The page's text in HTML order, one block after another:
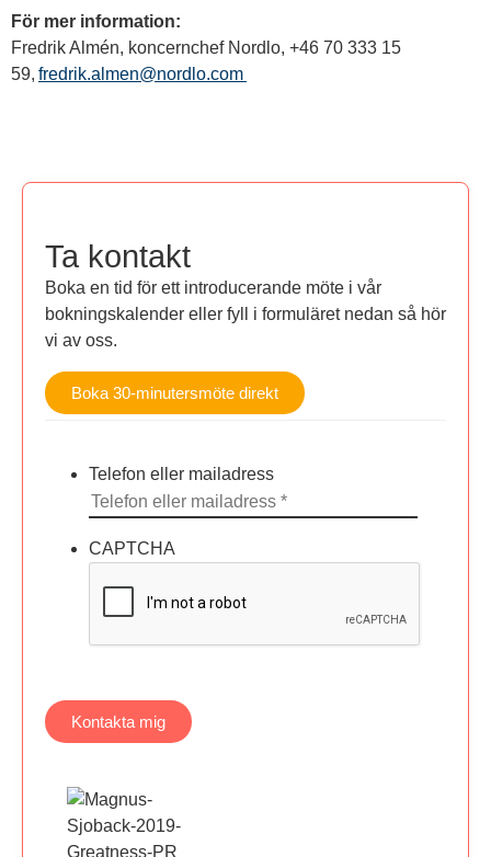
För mer information:
Fredrik Almén, koncernchef Nordlo, +46 70 333 15
59, fredrik.almen@nordlo.com
Ta kontakt
Boka en tid för ett introducerande möte i vår
bokningskalender eller fyll i formuläret nedan så hör
vi av oss.
Boka 30-minutersmöte direkt
Telefon eller mailadress
CAPTCHA
Kontakta mig